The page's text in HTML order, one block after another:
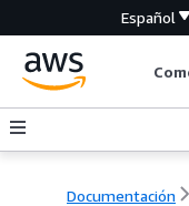
Español
Documentación